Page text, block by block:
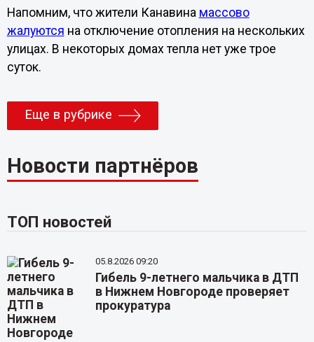
Напомним, что жители Канавина массово
жалуются на отключение отопления на нескольких
улицах. В некоторых домах тепла нет уже трое
суток.
Еще в рубрике
Новости партнёров
ТОП новостей
05.8.2026 09:20
Гибель 9-летнего мальчика в ДТП
в Нижнем Новгороде проверяет
прокуратура